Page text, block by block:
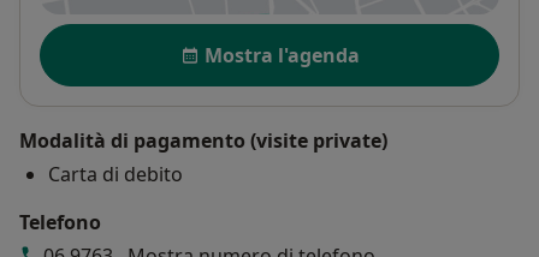
Disponibilità
Mostra l'agenda
Modalità di pagamento (visite private)
Carta di debito
Telefono